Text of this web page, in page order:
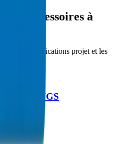
et Accessoires à
les spécifications projet et les
/ FITTINGS